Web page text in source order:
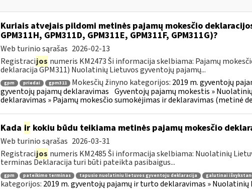
Kuriais atvejais pildomi metinės pajamų mokesčio
GPM311H, GPM311D, GPM311E, GPM311F, GPM311G)?
Web turinio sąrašas 2026-02-13
Registracijos numeris KM2473 Ši informacija skelbiama: Pajamų
deklaracija GPM311) Nuolatinių Lietuvos gyventojų pajamų...
gpm priedai gpm311 Mokesčių žinyno kategorijos: 2019 m. gyventojų
gyventojų pajamų deklaravimas Gyventojų pajamų mokestis »
deklaravimas » Pajamų mokesčio sumokėjimas ir deklaravimas (metinė
Kada irkokiu būdu teikiama metinės pajamų mokesčio
Web turinio sąrašas 2026-03-31
Registracijos numeris KM2485 Ši informacija skelbiama: Nuolatinių
terminas Deklaracija turi būti pateikta pasibaigus...
gpm pateikimo terminas tapusio nuolatiniu lietuvos gyventoju deklaracija galutinai
kategorijos: 2019 m. gyventojų pajamų ir turto deklaravimas »